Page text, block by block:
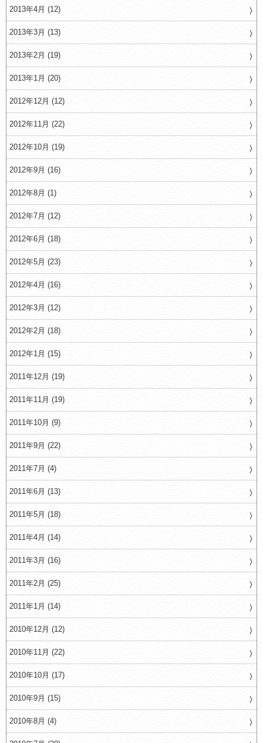
2013年4月 (12)
2013年3月 (13)
2013年2月 (19)
2013年1月 (20)
2012年12月 (12)
2012年11月 (22)
2012年10月 (19)
2012年9月 (16)
2012年8月 (1)
2012年7月 (12)
2012年6月 (18)
2012年5月 (23)
2012年4月 (16)
2012年3月 (12)
2012年2月 (18)
2012年1月 (15)
2011年12月 (19)
2011年11月 (19)
2011年10月 (9)
2011年9月 (22)
2011年7月 (4)
2011年6月 (13)
2011年5月 (18)
2011年4月 (14)
2011年3月 (16)
2011年2月 (25)
2011年1月 (14)
2010年12月 (12)
2010年11月 (22)
2010年10月 (17)
2010年9月 (15)
2010年8月 (4)